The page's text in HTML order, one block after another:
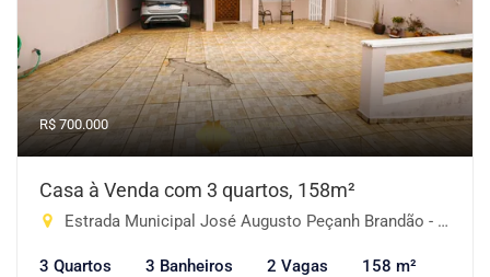
R$ 700.000
Casa à Venda com 3 quartos, 158m²
Estrada Municipal José Augusto Peçanh Brandão - Boa Vista, Piracaia-SP
3 Quartos 3 Banheiros 2 Vagas 158 m²